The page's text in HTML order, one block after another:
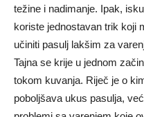
težine i nadimanje. Ipak,
koriste jednostavan trik koji
učiniti pasulj lakšim za
Tajna se krije u jednom
tokom kuvanja. Riječ je o
poboljšava ukus pasulja,